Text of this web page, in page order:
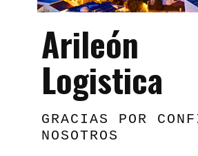
Arileón
Logistica
GRACIAS POR
NOSOTROS